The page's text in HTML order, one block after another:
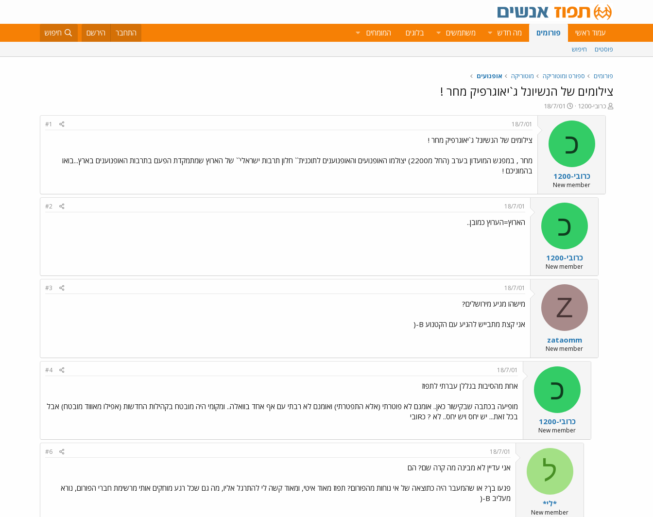
עמוד ראשי פורומים מה חדש משתמשים בלוגים המומחים התחבר הירשם חיפוש
פוסטים חיפוש
פורומים ספורט ומוטוריקה מוטוריקה אופנועים
צילומים של הנשיונל ג`יאוגרפיק מחר !
פ
ו
כרובי-1200
פ
ו
ר
ם
ב
א
ר
י
ך
18/7/01
כ
כרובי-1200
New member
18/7/01
#1
צילומים של הנשיונל ג`יאוגרפיק מחר !
מחר , במפגש המועדון בערב (החל מ2200) יצולמו האופנועים והאופנוענים לתוכנית`` חלון תרבות ישראלי`` של הארוץ שמתמקדת הפעם בתרבות האופנוענים בארץ...בואו
בהמוניכם !
כ
כרובי-1200
New member
18/7/01
#2
הארוץ=הערוץ כמובן..
Z
zataomm
New member
18/7/01
#3
מישהו מגיע מירושלים?
אני קצת מתבייש להגיע עם הקטנוע B-(
כ
כרובי-1200
New member
18/7/01
#4
אחת מהסיבות בגללן עברתי לתפוז
מופיעה בכתבה שבקישור כאן.. אומנם לא פוטרתי (אלא התפטרתי) ואומנם לא רבתי עם אף אחד בוואלה.. ומקומי היה מובטח בקהילות החדשות (אפילו מאוווד מובטח) אבל
בכל זאת... יש יחס ויש יחס.. לא ? כRובי
ל
*לי*
New member
18/7/01
#6
אני עדיין לא מבינה מה קרה שם? הם
פגעו בך? או שהמעבר היה כתוצאה של אי נוחות מהפורום? תפוז מאוד איטי, ומאוד קשה לי להתרגל אליו, מה גם שכל רגע מוחקים אותי מרשימת חברי הפורום, נורא
מעליב B-(